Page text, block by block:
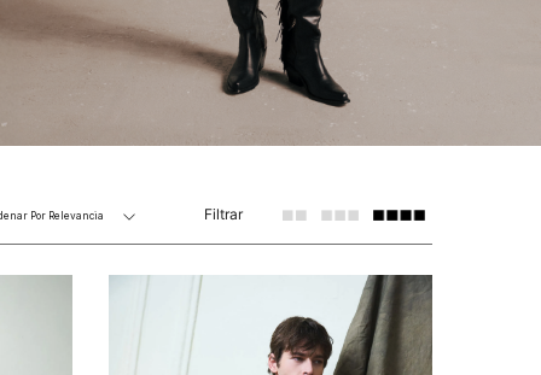
Por Relevancia Filtrar